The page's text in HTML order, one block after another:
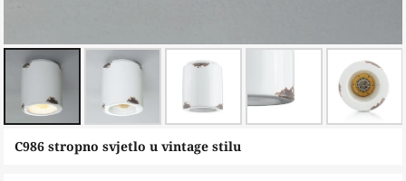
Skip
C986 stropno svjetlo u vintage stilu